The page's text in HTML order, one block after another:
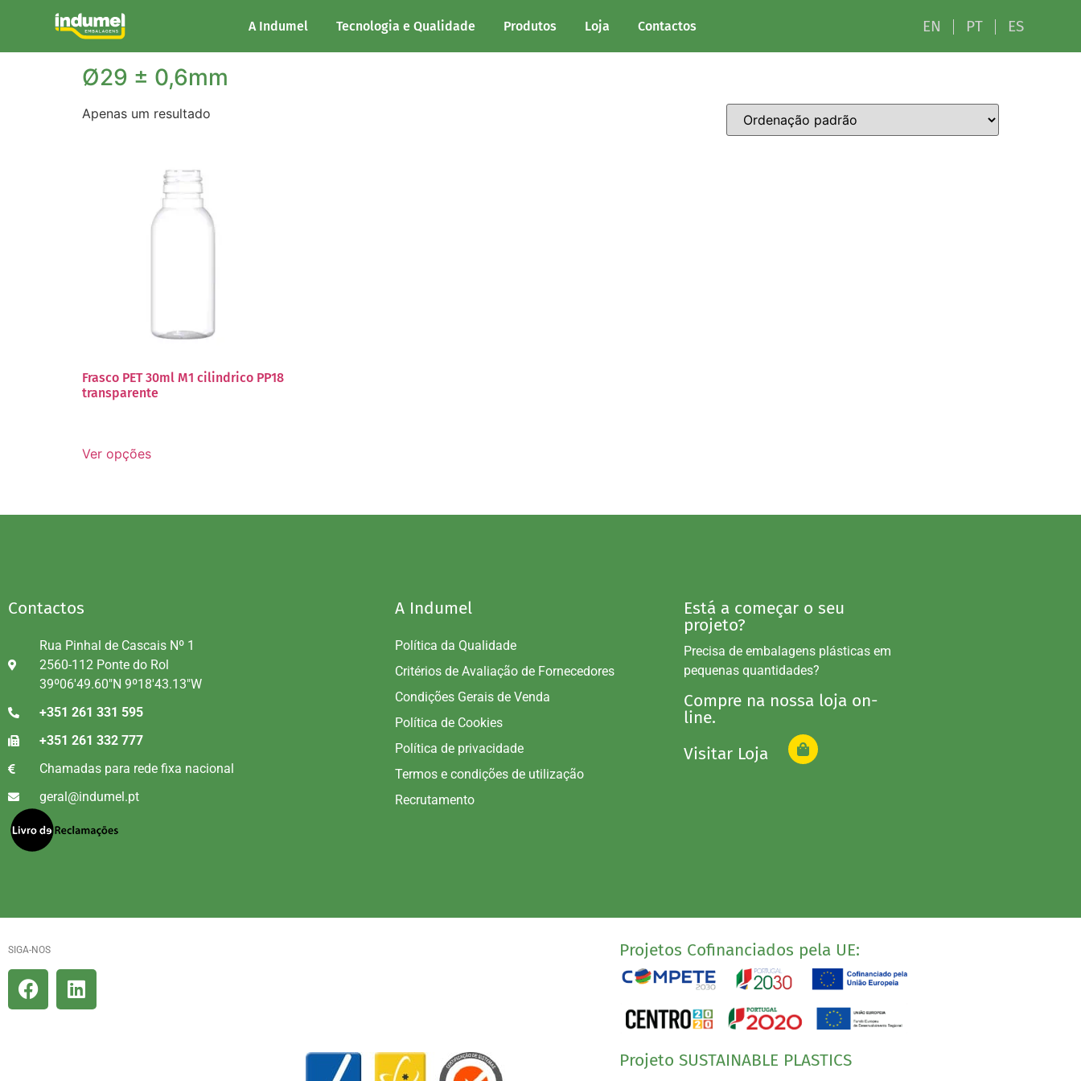
A Indumel Tecnologia e Qualidade Produtos Loja Contactos EN PT ES
/ Diâmetro do produto / Ø29 ± 0,6mm
Ø29 ± 0,6mm
Apenas um resultado
Frasco PET 30ml M1 cilindrico PP18
transparente
Ver opções
Contactos
Rua Pinhal de Cascais Nº 1
2560-112 Ponte do Rol
39º06'49.60"N 9º18'43.13"W
+351 261 331 595
+351 261 332 777
Chamadas para rede fixa nacional
geral@indumel.pt
A Indumel
Política da Qualidade
Critérios de Avaliação de Fornecedores
Condições Gerais de Venda
Política de Cookies
Política de privacidade
Termos e condições de utilização
Recrutamento
Está a começar o seu
projeto?
Precisa de embalagens plásticas em
pequenas quantidades?
Compre na nossa loja on-
line.
Visitar Loja
SIGA-NOS Projetos Cofinanciados pela UE:
Projeto SUSTAINABLE PLASTICS